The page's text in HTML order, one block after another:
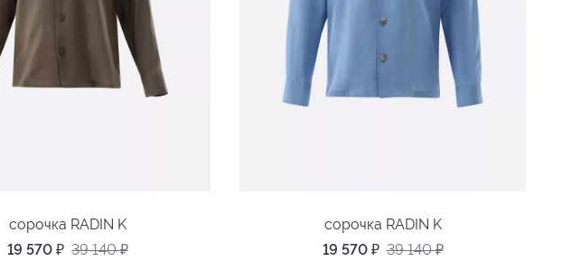
сорочка RADIN K
19 570 ₽ 39 140₽
сорочка RADIN K
19 570 ₽ 39 140₽